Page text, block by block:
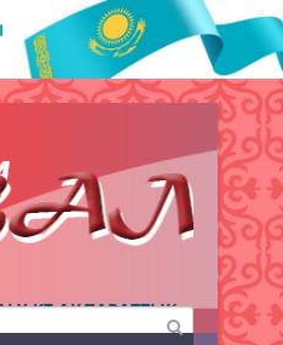
АҚПАРАТТЫҚ
АГЕНТТІГІ